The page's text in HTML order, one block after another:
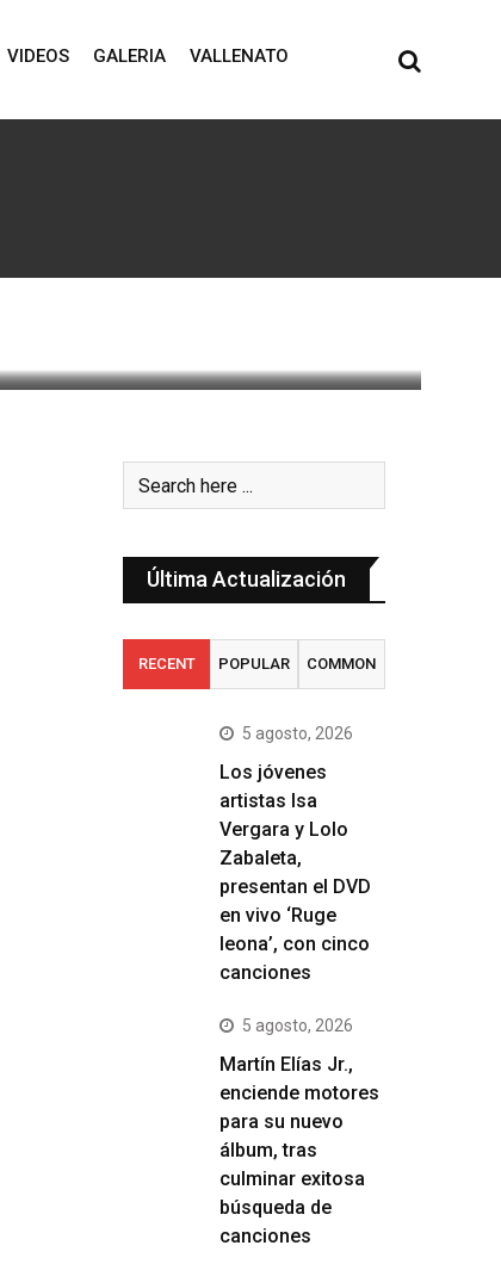
VIDEOS GALERIA VALLENATO
Última Actualización
RECENT POPULAR COMMON
5 agosto, 2026
Los jóvenes
artistas Isa
Vergara y Lolo
Zabaleta,
presentan el DVD
en vivo ‘Ruge
leona’, con cinco
canciones
5 agosto, 2026
Martín Elías Jr.,
enciende motores
para su nuevo
álbum, tras
culminar exitosa
búsqueda de
canciones